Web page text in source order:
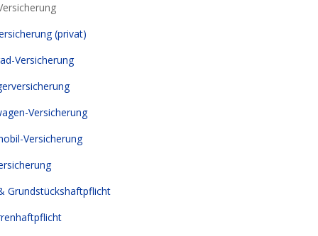
(privat)
Versicherung
Versicherung
Versicherung
Grundstückshaftpflicht